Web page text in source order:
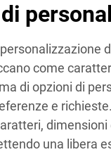
come
di opzioni di
e
una libera